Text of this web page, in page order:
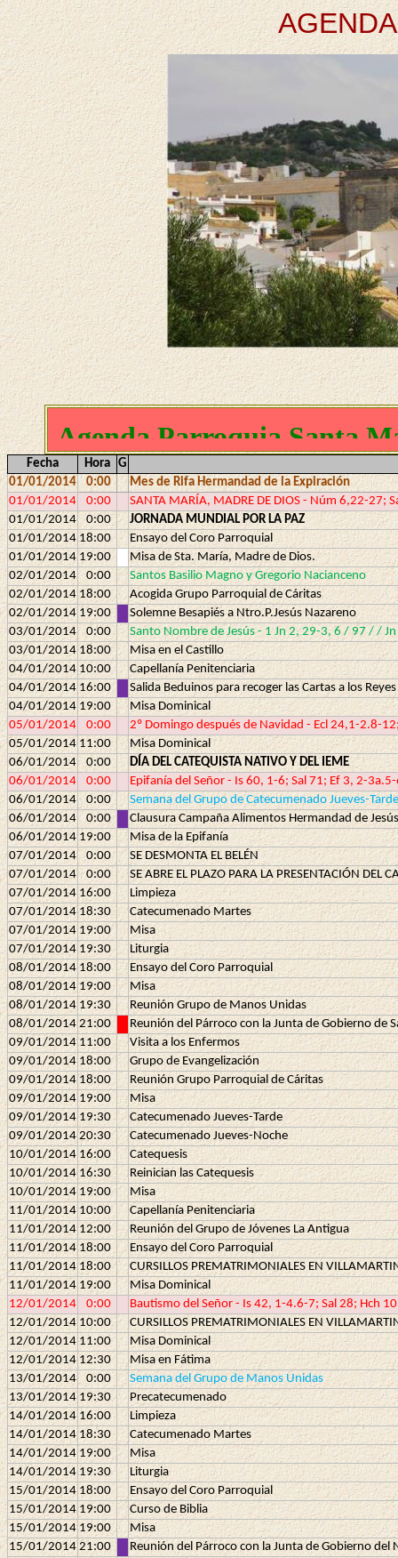
Agenda Parroquia Santa
Fecha Hora G
01/01/2014
0:00
Mes de Rifa Hermandad de la Expiración
01/01/2014
0:00
SANTA MARÍA, MADRE DE DIOS - Núm 6,22-27;
01/01/2014
0:00
JORNADA MUNDIAL POR LA PAZ
01/01/2014 18:00
Ensayo del Coro Parroquial
01/01/2014 19:00
Misa de Sta. María, Madre de Dios.
02/01/2014
0:00
Santos Basilio Magno y Gregorio Nacianceno
02/01/2014 18:00
Acogida Grupo Parroquial de Cáritas
02/01/2014 19:00
Solemne Besapiés a Ntro.P.Jesús Nazareno
03/01/2014
0:00
Santo Nombre de Jesús - 1 Jn 2, 29-3, 6 / 97 / /
03/01/2014 18:00
Misa en el Castillo
04/01/2014 10:00
Capellanía Penitenciaria
04/01/2014 16:00
Salida Beduinos para recoger las Cartas a los
04/01/2014 19:00
Misa Dominical
05/01/2014
0:00
2º Domingo después de Navidad - Ecl 24,1-2.8-
05/01/2014 11:00
Misa Dominical
06/01/2014
0:00
DÍA DEL CATEQUISTA NATIVO Y DEL IEME
06/01/2014
0:00
Epifanía del Señor - Is 60, 1-6; Sal 71; Ef 3, 2-
06/01/2014
0:00
Semana del Grupo de Catecumenado Jueves-Tarde
06/01/2014
0:00
Clausura Campaña Alimentos Hermandad de Jesús
06/01/2014 19:00
Misa de la Epifanía
07/01/2014
0:00
SE DESMONTA EL BELÉN
07/01/2014
0:00
SE ABRE EL PLAZO PARA LA PRESENTACIÓN DEL
07/01/2014 16:00
Limpieza
07/01/2014 18:30
Catecumenado Martes
07/01/2014 19:00
Misa
07/01/2014 19:30
Liturgia
08/01/2014 18:00
Ensayo del Coro Parroquial
08/01/2014 19:00
Misa
08/01/2014 19:30
Reunión Grupo de Manos Unidas
08/01/2014 21:00
Reunión del Párroco con la Junta de Gobierno de
09/01/2014 11:00
Visita a los Enfermos
09/01/2014 18:00
Grupo de Evangelización
09/01/2014 18:00
Reunión Grupo Parroquial de Cáritas
09/01/2014 19:00
Misa
09/01/2014 19:30
Catecumenado Jueves-Tarde
09/01/2014 20:30
Catecumenado Jueves-Noche
10/01/2014 16:00
Catequesis
10/01/2014 16:30
Reinician las Catequesis
10/01/2014 19:00
Misa
11/01/2014 10:00
Capellanía Penitenciaria
11/01/2014 12:00
Reunión del Grupo de Jóvenes La Antigua
11/01/2014 18:00
Ensayo del Coro Parroquial
11/01/2014 18:00
CURSILLOS PREMATRIMONIALES EN
11/01/2014 19:00
Misa Dominical
12/01/2014
0:00
Bautismo del Señor - Is 42, 1-4.6-7; Sal 28; Hch
12/01/2014 10:00
CURSILLOS PREMATRIMONIALES EN
12/01/2014 11:00
Misa Dominical
12/01/2014 12:30
Misa en Fátima
13/01/2014
0:00
Semana del Grupo de Manos Unidas
13/01/2014 19:30
Precatecumenado
14/01/2014 16:00
Limpieza
14/01/2014 18:30
Catecumenado Martes
14/01/2014 19:00
Misa
14/01/2014 19:30
Liturgia
15/01/2014 18:00
Ensayo del Coro Parroquial
15/01/2014 19:00
Curso de Biblia
15/01/2014 19:00
Misa
15/01/2014 21:00
Reunión del Párroco con la Junta de Gobierno del